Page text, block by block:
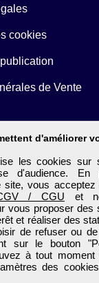
d'améliorer
les cookies sur
d'audience. En
site, vous acceptez
/ CGU et
vous proposer des
et réaliser des
de refuser ou
sur le bouton
à tout
des
cookies
de Vente